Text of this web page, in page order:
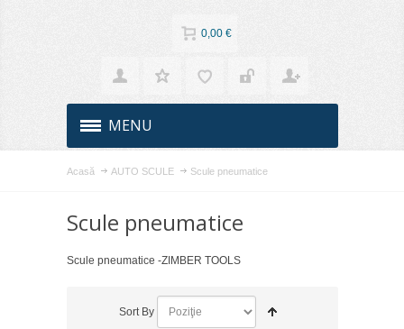
0,00 €
MENU
Acasă AUTO SCULE Scule pneumatice
Scule pneumatice
Scule pneumatice -ZIMBER TOOLS
Sort By